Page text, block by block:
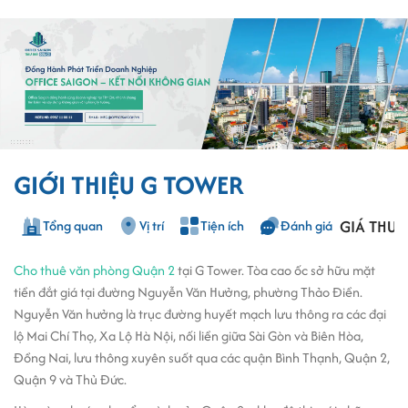
GIỚI THIỆU G TOWER
Tổng quan Vị trí Tiện ích Đánh giá GIÁ
Cho thuê văn phòng Quận 2tại G Tower. Tòa cao ốc sở hữu mặt
tiền đắt giá tại đường Nguyễn Văn Hưởng, phường Thảo Điền.
Nguyễn Văn hưởng là trục đường huyết mạch lưu thông ra các đại
lộ Mai Chí Thọ, Xa Lộ Hà Nội, nối liền giữa Sài Gòn và Biên Hòa,
Đồng Nai, lưu thông xuyên suốt qua các quận Bình Thạnh, Quận 2,
Quận 9 và Thủ Đức.